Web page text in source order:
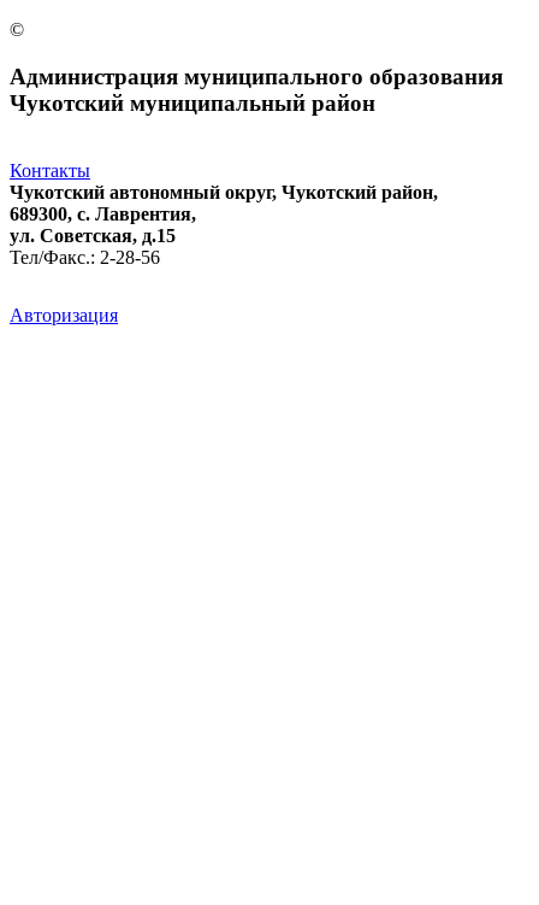
©
Администрация муниципального образования
Чукотский муниципальный район
Контакты
Чукотский автономный округ, Чукотский район,
689300, с. Лаврентия,
ул. Советская, д.15
Тел/Факс.: 2-28-56
Авторизация